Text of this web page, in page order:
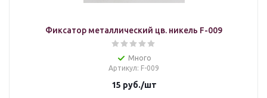
Фиксатор металлический цв. никель F-009
Много
Артикул: F-009
15 руб./шт